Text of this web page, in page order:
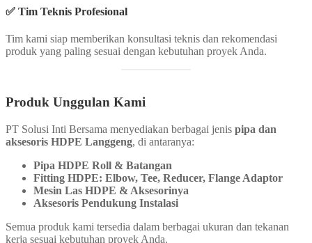
✅ Tim Teknis Profesional
Tim kami siap memberikan konsultasi teknis dan rekomendasi
produk yang paling sesuai dengan kebutuhan proyek Anda.
Produk Unggulan Kami
PT Solusi Inti Bersama menyediakan berbagai jenis pipa dan
aksesoris HDPE Langgeng, di antaranya:
Pipa HDPE Roll & Batangan
Fitting HDPE: Elbow, Tee, Reducer, Flange Adaptor
Mesin Las HDPE & Aksesorinya
Aksesoris Pendukung Instalasi
Semua produk kami tersedia dalam berbagai ukuran dan tekanan
kerja sesuai kebutuhan proyek Anda.